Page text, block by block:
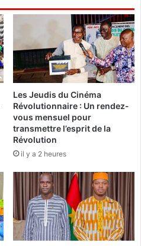
Les Jeudis du Cinéma
Révolutionnaire : Un rendez-
vous mensuel pour
transmettre l’esprit de la
Révolution
il y a 2 heures